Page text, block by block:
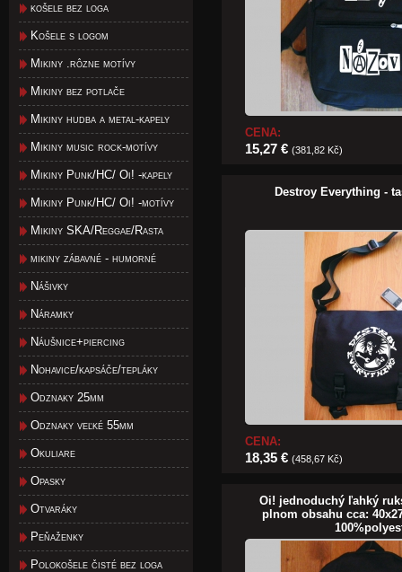
košele bez loga
Košele s logom
Mikiny .rôzne motívy
Mikiny bez potlače
Mikiny hudba a metal-kapely
Mikiny music rock-motívy
Mikiny Punk/HC/ Oi! -kapely
Mikiny Punk/HC/ Oi! -motívy
Mikiny SKA/Reggae/Rasta
mikiny zábavné - humorné
Nášivky
Náramky
Náušnice+piercing
Nohavice/kapsáče/tepláky
Odznaky 25mm
Odznaky veľké 55mm
Okuliare
Opasky
Otvaráky
Peňaženky
Polokošele čisté bez loga
CENA:
15,27 € (381,82 Kč)
Destroy Everything -
CENA:
18,35 € (458,67 Kč)
Oi! jednoduchý ľahký
plnom obsahu cca: